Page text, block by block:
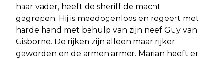
haar vader, heeft de sheriff de macht
gegrepen. Hij is meedogenloos en regeert met
harde hand met behulp van zijn neef Guy van
Gisborne. De rijken zijn alleen maar rijker
geworden en de armen armer. Marian heeft er